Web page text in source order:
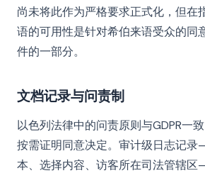
尚未将此作为严格要求正式化，但在
语的可用性是针对希伯来语受众的同
件的一部分。
文档记录与问责制
以色列法律中的问责原则与GDPR一
按需证明同意决定。审计级日志记
本、选择内容、访客所在司法管辖区